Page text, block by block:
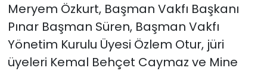
Meryem Özkurt, Başman Vakfı Başkanı
Pınar Başman Süren, Başman Vakfı
Yönetim Kurulu Üyesi Özlem Otur, jüri
üyeleri Kemal Behçet Caymaz ve Mine